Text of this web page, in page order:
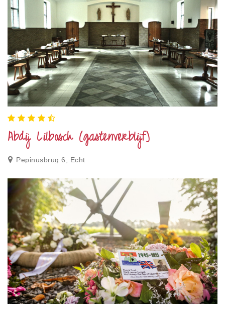
Abdij Lilbosch (gastenverblijf)
Pepinusbrug 6, Echt